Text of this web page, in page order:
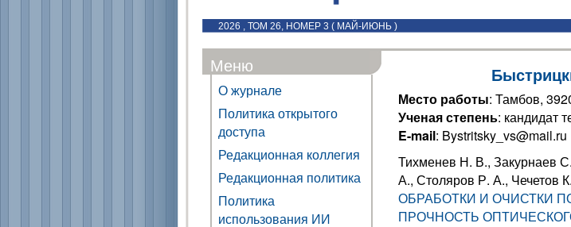
2026 , ТОМ 26, НОМЕР 3 ( МАЙ-ИЮНЬ )
Меню
О журнале
Политика открытого
доступа
Редакционная коллегия
Редакционная политика
Политика
использования ИИ
Место работы: Тамбов,
Ученая степень: кандидат
E-mail: Bystritsky_vs@mail.ru
Тихменев Н. В., Закурнаев
А., Столяров Р. А., Чечетов
ОБРАБОТКИ И ОЧИСТКИ
ПРОЧНОСТЬ